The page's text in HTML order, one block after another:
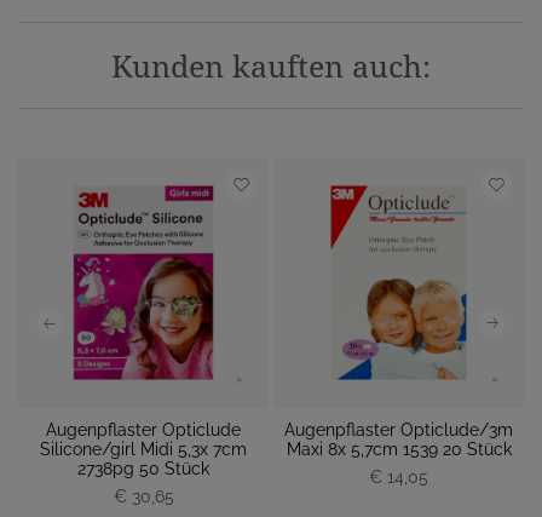
Kunden kauften auch:
Augenpflaster Opticlude
Silicone/girl Midi 5,3x 7cm
2738pg 50 Stück
€ 30,65
Augenpflaster Opticlude/3m
Maxi 8x 5,7cm 1539 20 Stück
€ 14,05
P